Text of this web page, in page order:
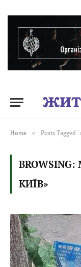
Home » Posts Tagged
BROWSING:
КИЇВ»